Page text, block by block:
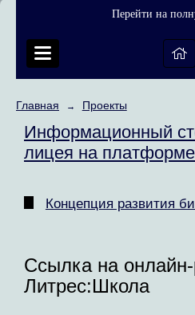
Перейти на
Главная → Проекты
Информационный
лицея на
Концепция развития
Ссылка на
Литрес:Школа